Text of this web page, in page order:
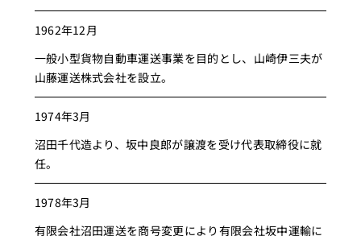
1962年12月
一般小型貨物自動車運送事業を目的とし、山崎伊三夫が
山藤運送株式会社を設立。
1974年3月
沼田千代造より、坂中良郎が譲渡を受け代表取締役に就
任。
1978年3月
有限会社沼田運送を商号変更により有限会社坂中運輸に